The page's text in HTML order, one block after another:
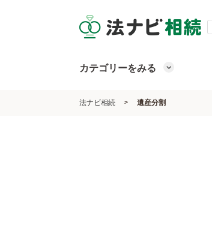
カテゴリーをみる
法ナビ相続 遺産分割